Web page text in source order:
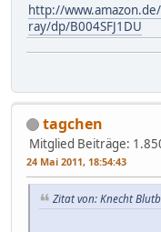
http://
ray/dp/B004SFJ1DU
tagchen
Mitglied Beiträge:
24 Mai 2011, 18:54:43
Zitat von: Knecht